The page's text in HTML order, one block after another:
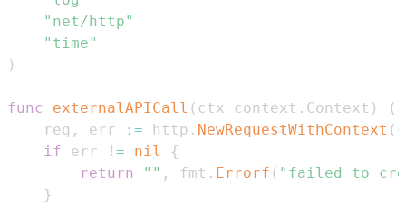
"net/http"
"time"
)
func externalAPICall ( ctx context . Context ) (
	req
, err := http . NewRequestWithContext (
if err != nil
{
return
"" , fmt . Errorf ( "failed to
}